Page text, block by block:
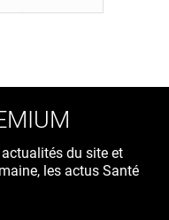
du site et
les actus Santé